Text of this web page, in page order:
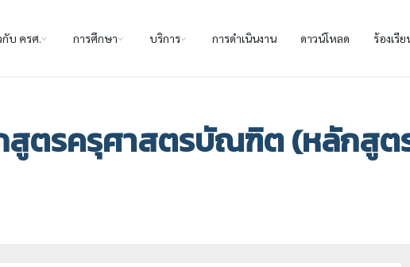
กับ ครศ. การศึกษา บริการ การดำเนินงาน ดาวน์โหลด ร้องเรีย
สูตรครุศาสตรบัณฑิต (หลักสูต